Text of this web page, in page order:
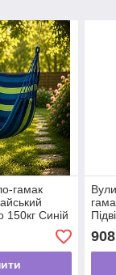
гамак
150кг Синій
з
908